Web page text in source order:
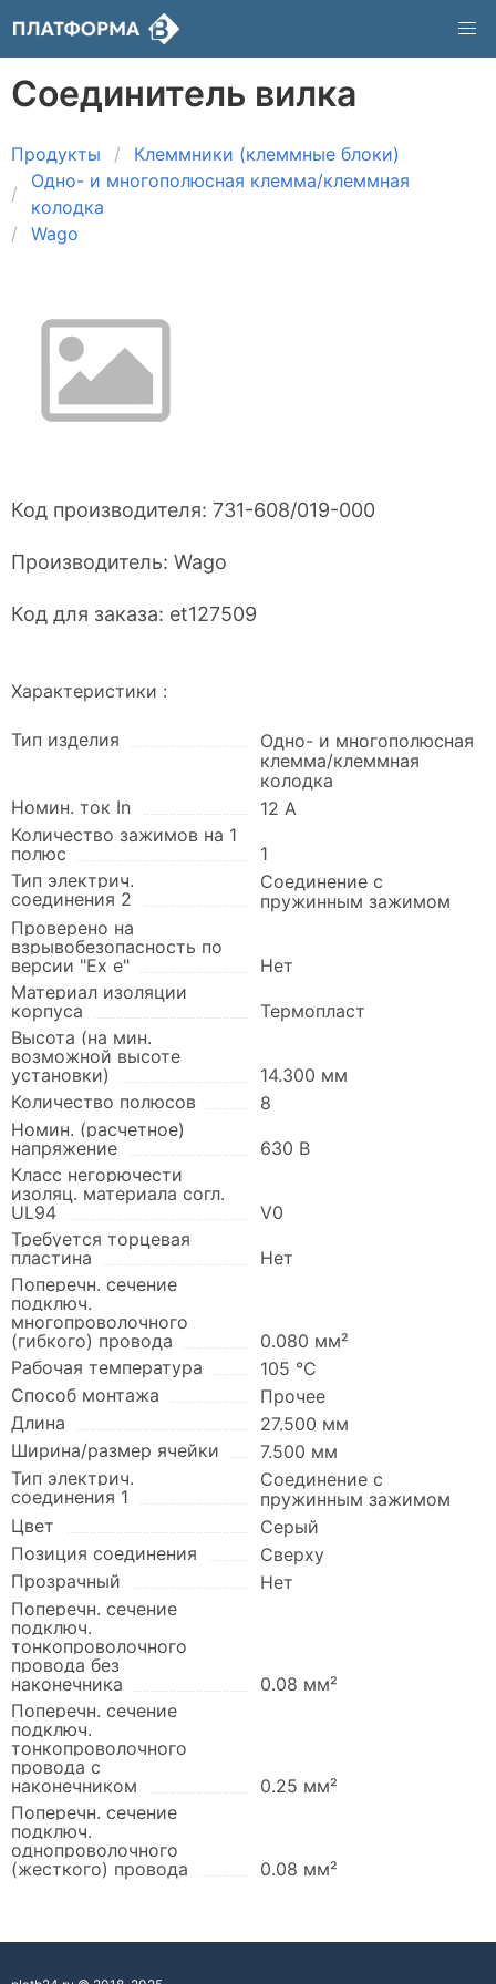
Соединитель вилка
Продукты
Клеммники (клеммные блоки)
Одно- и многополюсная клемма/клеммная
колодка
Wago
Код производителя: 731-608/019-000
Производитель: Wago
Код для заказа: et127509
Характеристики :
Тип изделия
Одно- и многополюсная
клемма/клеммная
колодка
Номин. ток In
12 А
Количество зажимов на 1
полюс
1
Тип электрич.
соединения 2
Соединение с
пружинным зажимом
Проверено на
взрывобезопасность по
версии "Ex e"
Нет
Материал изоляции
корпуса
Термопласт
Высота (на мин.
возможной высоте
установки)
14.300 мм
Количество полюсов
8
Номин. (расчетное)
напряжение
630 В
Класс негорючести
изоляц. материала согл.
UL94
V0
Требуется торцевая
пластина
Нет
Поперечн. сечение
подключ.
многопроволочного
(гибкого) провода
0.080 мм²
Рабочая температура
105 °C
Способ монтажа
Прочее
Длина
27.500 мм
Ширина/размер ячейки
7.500 мм
Тип электрич.
соединения 1
Соединение с
пружинным зажимом
Цвет
Серый
Позиция соединения
Сверху
Прозрачный
Нет
Поперечн. сечение
подключ.
тонкопроволочного
провода без
наконечника
0.08 мм²
Поперечн. сечение
подключ.
тонкопроволочного
провода с
наконечником
0.25 мм²
Поперечн. сечение
подключ.
однопроволочного
(жесткого) провода
0.08 мм²